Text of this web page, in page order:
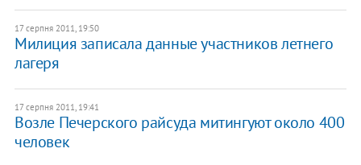
17 серпня 2011, 19:50
Милиция записала данные участников летнего
лагеря
17 серпня 2011, 19:41
Возле Печерского райсуда митингуют около 400
человек